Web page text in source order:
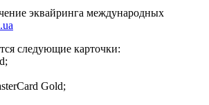
эквайринга международных
следующие карточки:
Gold;